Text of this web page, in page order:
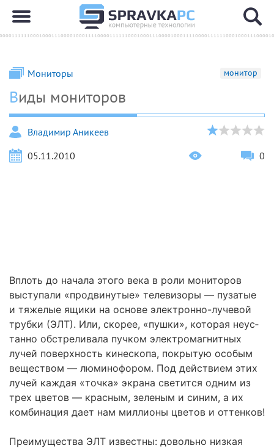
Мониторы монитор
Виды мониторов
Владимир Аникеев
05.11.2010
0
Вплоть до начала этого века в роли мониторов
выс­тупали «продвинутые» телевизоры — пузатые
и тяжелые ящики на основе электронно-лучевой
трубки (ЭЛТ). Или, скорее, «пушки», которая неус­
танно обстреливала пучком электромагнитных
лучей поверхность кинес­копа, покрытую особым
веществом — люминофором. Под действием этих
лучей каждая «точка» экрана светится одним из
трех цветов — крас­ным, зеленым и синим, а их
комбинация дает нам миллионы цветов и оттенков!
Преимущества ЭЛТ известны: довольно низкая